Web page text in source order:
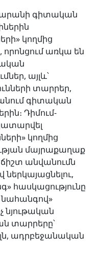
գիտական
կողմից
որոնցում առկա են
այլև՝
տարրեր,
գիտական
Դիմում-
կողմից
մայրաքաղաք
անվանումն
հասկացությունը
նյութական
տարրերը՝
ադրբեջանական